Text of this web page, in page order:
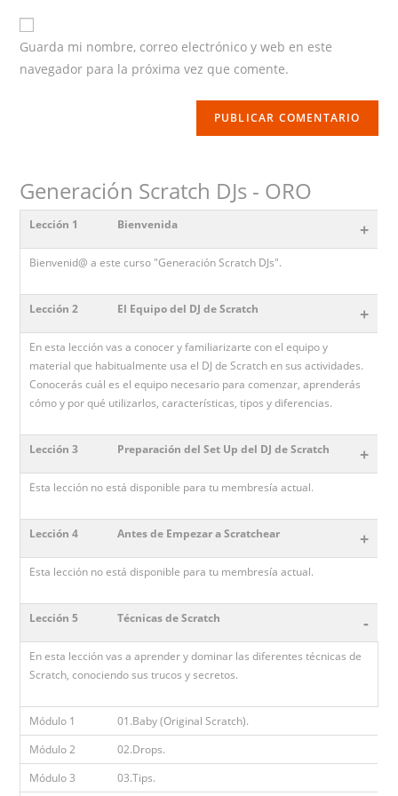
website
URL
Guarda mi nombre, correo electrónico y web en este
navegador para la próxima vez que comente.
Generación Scratch DJs - ORO
Lección 1 Bienvenida +
Bienvenid@ a este curso "Generación Scratch DJs".
Lección 2 El Equipo del DJ de Scratch +
En esta lección vas a conocer y familiarizarte con el equipo y
material que habitualmente usa el DJ de Scratch en sus actividades.
Conocerás cuál es el equipo necesario para comenzar, aprenderás
cómo y por qué utilizarlos, características, tipos y diferencias.
Lección 3 Preparación del Set Up del DJ de Scratch +
Esta lección no está disponible para tu membresía actual.
Lección 4 Antes de Empezar a Scratchear +
Esta lección no está disponible para tu membresía actual.
Lección 5 Técnicas de Scratch -
En esta lección vas a aprender y dominar las diferentes técnicas de
Scratch, conociendo sus trucos y secretos.
Módulo 1
01.Baby (Original Scratch).
Módulo 2
02.Drops.
Módulo 3
03.Tips.